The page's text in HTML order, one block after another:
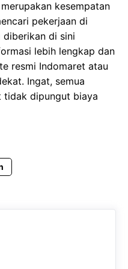
kesempatan
pekerjaan di
di sini
lebih lengkap dan
resmi Indomaret atau
Ingat, semua
tidak dipungut biaya